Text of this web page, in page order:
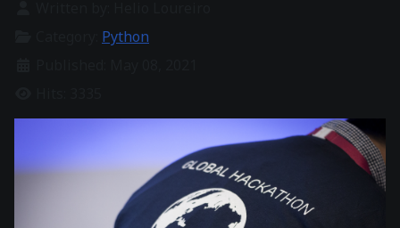
Python